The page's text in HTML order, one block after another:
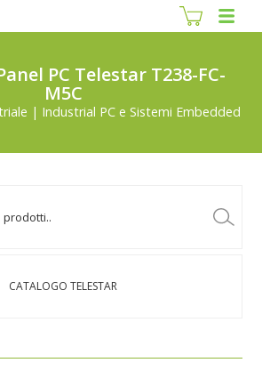
PC Telestar T238-FC-
M5C
| Industrial PC e Sistemi Embedded
CATALOGO TELESTAR